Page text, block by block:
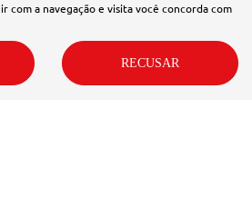
CONSÓRCIO
VENDAS DIRETAS
com a navegação e visita você concorda com
RECUSAR